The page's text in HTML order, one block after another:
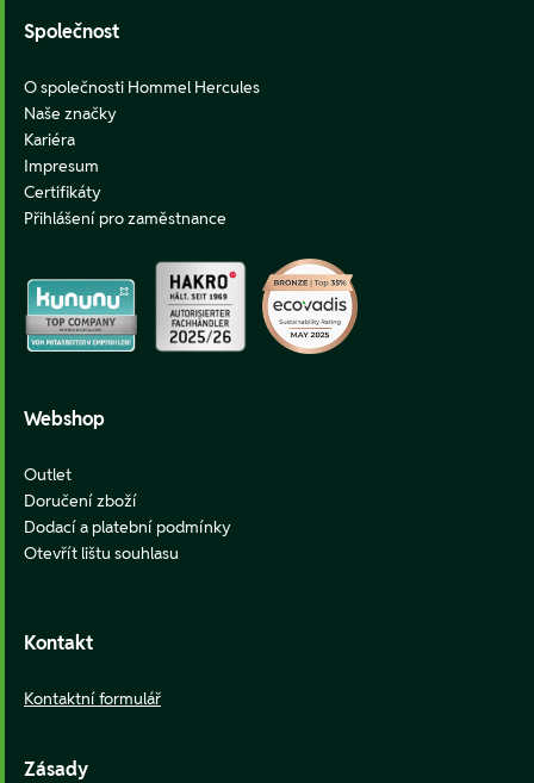
Společnost
O společnosti Hommel Hercules
Naše značky
Kariéra
Impresum
Certifikáty
Přihlášení pro zaměstnance
Webshop
Outlet
Doručení zboží
Dodací a platební podmínky
Otevřít lištu souhlasu
Kontakt
Kontaktní formulář
Zásady